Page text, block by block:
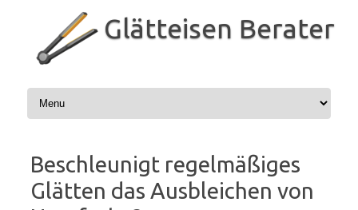
Glätteisen Berater
Beschleunigt regelmäßiges
Glätten das Ausbleichen von